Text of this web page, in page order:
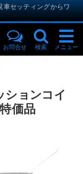
車セッティングからワ
お問合せ 検索 メニュー
ョンコイ
価品